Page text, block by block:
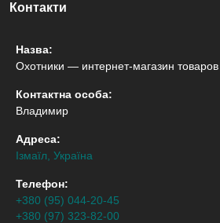
Контакти
Назва:
Охотники — интернет-магазин
Контактна особа:
Владимир
Адреса:
Ізмаїл, Україна
Телефон:
+380 (95) 044-20-45
+380 (97) 323-82-00